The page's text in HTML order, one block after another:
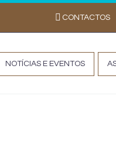
CONTACTOS
NOTÍCIAS E EVENTOS